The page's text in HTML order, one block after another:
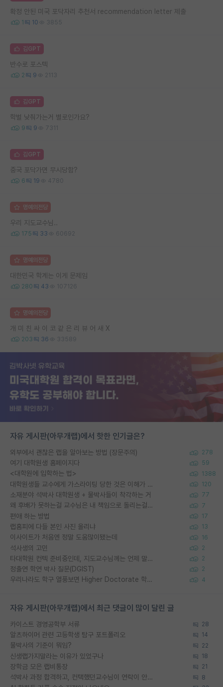
확정 안된 미국 포닥자리 추천서 recommendation letter 제출
1 10 3855
김GPT
반수로 포스텍
2 9 2113
김GPT
학벌 낮춰가는거 별로인가요?
9 9 7311
김GPT
중국 포닥가면 무시당함?
6 19 4780
명예의전당
우리 지도교수님..
175 33 60692
명예의전당
대한민국 학계는 이게 문제임
280 43 107126
명예의전당
개 미 친 싸 이 코 같 은 리 뷰 어 새 X
203 36 33589
자유 게시판(아무개랩)에서 핫한 인기글은?
외부에서 괜찮은 랩을 알아보는 방법 (장문주의) 278
여기 대학원생 홈페이지다 59
<대학원에 입학하는 법> 1388
대학원생들 교수에게 가스라이팅 당한 것은 이해가 갑니다. 안타깝네요. 120
소재분야 석박사 대학원생 + 물박사들이 착각하는 거 77
왜 후배가 못하는걸 교수님은 내 책임으로 돌리는걸까요? 7
편애 하는 방법 17
랩홈피에 다들 본인 사진 올리냐 13
이사이트가 처음엔 정말 도움많이됐는데 16
석사생의 고민 2
타대학원 컨텍 준비중인데, 지도교수님께는 언제 말씀드려야 할까요? 2
정출연 학연 박사 질문(DGIST) 2
우리나라도 학구 열풍보면 Higher Doctorate 학위가 필요하다고 봅니다. 4
자유 게시판(아무개랩)에서 최근 댓글이 많이 달린 글
카이스트 경영공학부 서류 28
알츠하이머 관련 고등학생 탐구 포트폴리오 14
물박사의 기준이 뭐임? 22
신생랩가지말라는 이유가 있었구나 18
장학금 모은 랩비통장 21
석박사 과정 합격하고, 컨택했던교수님이 연락이 안됩니다... 8